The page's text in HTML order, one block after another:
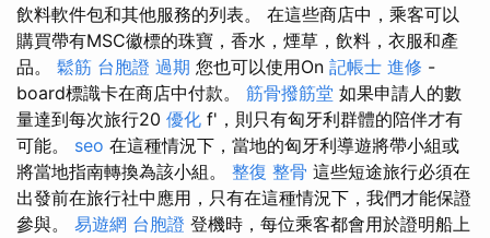
飲料軟件包和其他服務的列表。 在這些商店中，乘客可以
購買帶有MSC徽標的珠寶，香水，煙草，飲料，衣服和產
品。 鬆筋 台胞證 過期 您也可以使用On 記帳士 進修 -
board標識卡在商店中付款。 筋骨撥筋堂 如果申請人的數
量達到每次旅行20 優化 f'，則只有匈牙利群體的陪伴才有
可能。 seo 在這種情況下，當地的匈牙利導遊將帶小組或
將當地指南轉換為該小組。 整復 整骨 這些短途旅行必須在
出發前在旅行社中應用，只有在這種情況下，我們才能保證
參與。 易遊網 台胞證 登機時，每位乘客都會用於證明船上